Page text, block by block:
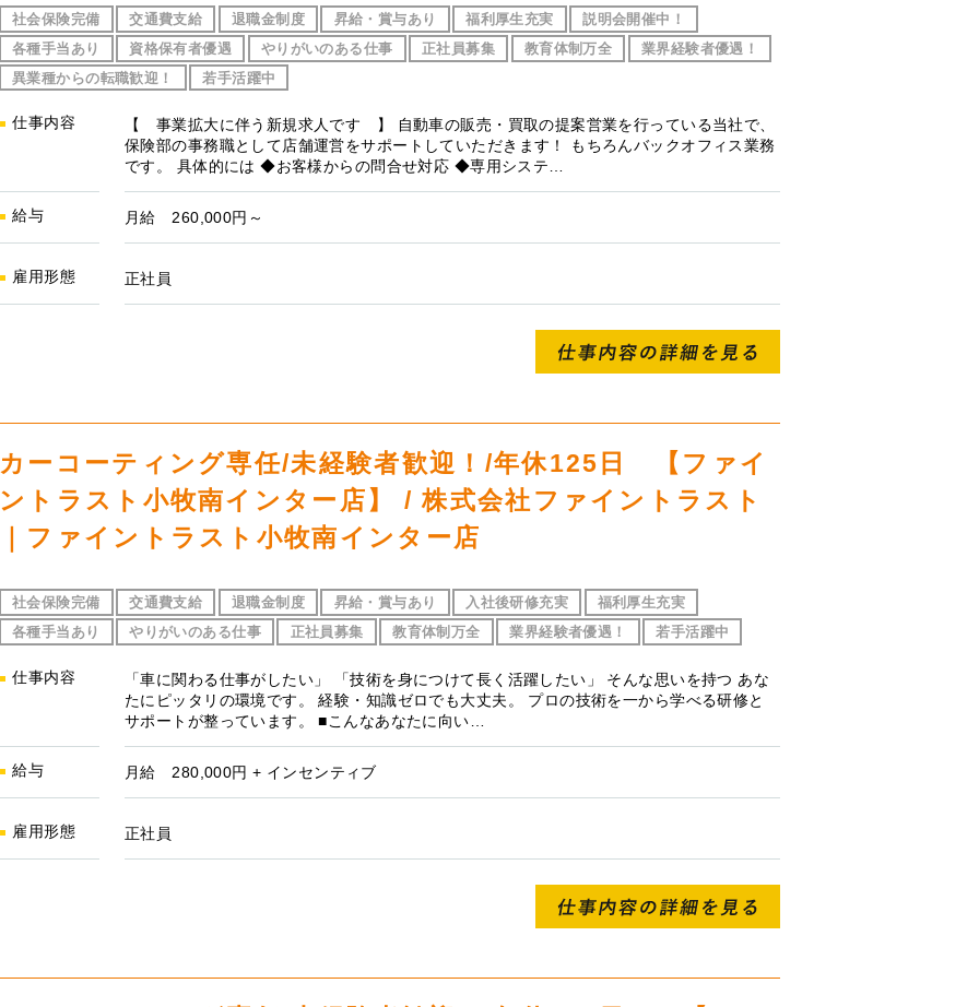
社会保険完備 交通費支給 退職金制度 昇給・賞与あり 福利厚生充実
説明会開催中！
各種手当あり
資格保有者優遇 やりがいのある仕事 正社員募集 教育体制万全
業界経験者優遇！
異業種からの転職歓迎！
若手活躍中
仕事内容
【 事業拡大に伴う新規求人です 】 自動車の販売・買取の提案営業を行っている当社で、
保険部の事務職として店舗運営をサポートしていただきます！ もちろんバックオフィス業務
です。 具体的には ◆お客様からの問合せ対応 ◆専用システ…
給与 月給 260,000円～
雇用形態 正社員
カーコーティング専任/未経験者歓迎！/年休125日 【ファイ
ントラスト小牧南インター店】 / 株式会社ファイントラスト
｜ファイントラスト小牧南インター店
社会保険完備 交通費支給 退職金制度 昇給・賞与あり 入社後研修充実
福利厚生充実
各種手当あり
やりがいのある仕事 正社員募集 教育体制万全 業界経験者優遇！ 若手活躍中
仕事内容
「車に関わる仕事がしたい」 「技術を身につけて長く活躍したい」 そんな思いを持つ あな
たにピッタリの環境です。 経験・知識ゼロでも大丈夫。 プロの技術を一から学べる研修と
サポートが整っています。 ■こんなあなたに向い…
給与 月給 280,000円 + インセンティブ
雇用形態 正社員